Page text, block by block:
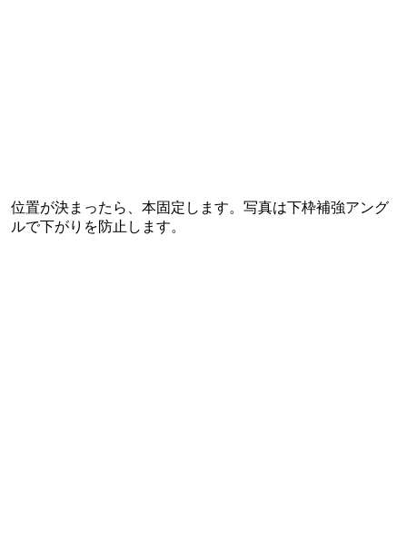
位置が決まったら、本固定します。写真は下枠補強アング
ルで下がりを防止します。